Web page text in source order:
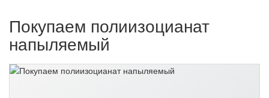
Покупаем полиизоцианат
напыляемый